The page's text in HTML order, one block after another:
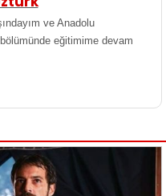
ve Anadolu
eğitimime devam